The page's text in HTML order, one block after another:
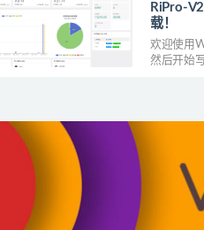
RiPro-
载！
欢迎使用
然后开始